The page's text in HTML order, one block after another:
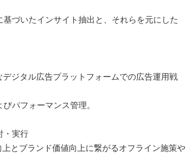
づいたインサイト抽出と、それらを元にした
ジタル広告プラットフォームでの広告運用戦
パフォーマンス管理。
・実行
とブランド価値向上に繋がるオフライン施策や